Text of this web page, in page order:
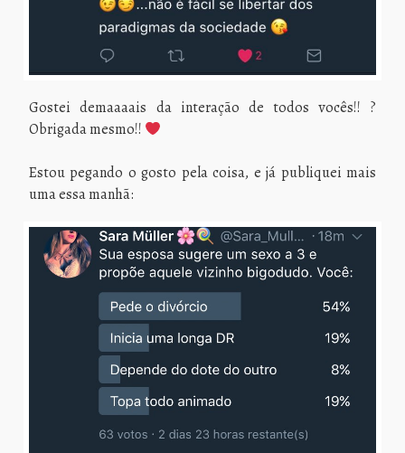
Gostei demaaaais da interação de todos vocês!! ?
Obrigada mesmo!!
Estou pegando o gosto pela coisa, e já publiquei mais
uma essa manhã: